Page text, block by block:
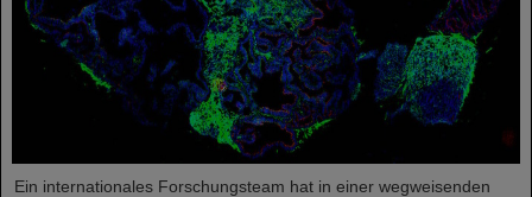
Ein internationales Forschungsteam hat in einer wegweisenden